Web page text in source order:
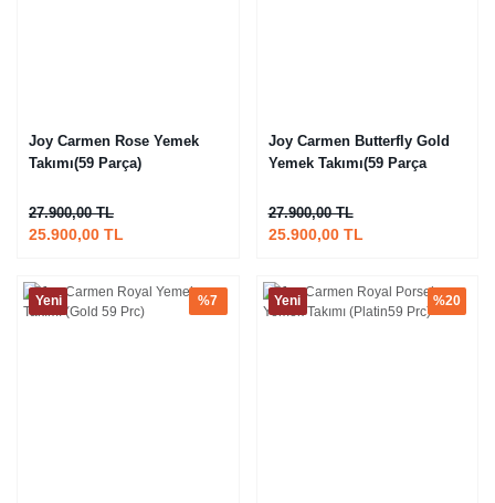
Joy Carmen Rose Yemek
Takımı(59 Parça)
27.900,00 TL
25.900,00 TL
Joy Carmen Butterfly Gold
Yemek Takımı(59 Parça
27.900,00 TL
25.900,00 TL
Yeni %7 Yeni %20